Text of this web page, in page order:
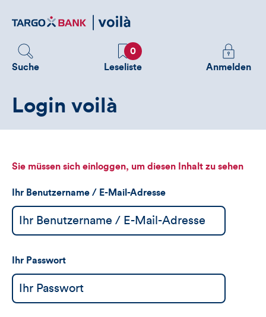
zum
Suche
Favoriten
0
Leseliste
Melden
Sie
sehen
Anmelden
Login voilà
Sie müssen sich einloggen, um diesen Inhalt zu sehen
Ihr Benutzername / E-Mail-Adresse
Ihr Passwort